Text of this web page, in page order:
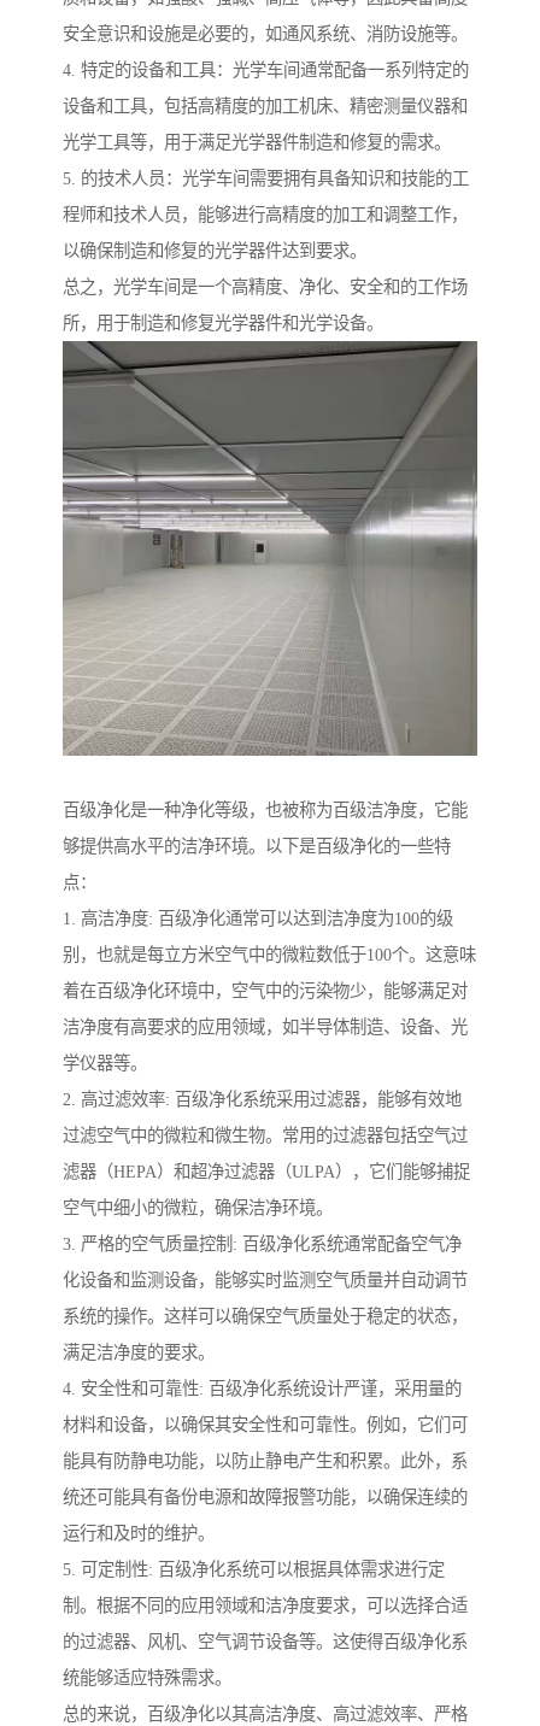
安全意识和设施是必要的，如通风系统、消防设施等。
4. 特定的设备和工具：光学车间通常配备一系列特定的
设备和工具，包括高精度的加工机床、精密测量仪器和
光学工具等，用于满足光学器件制造和修复的需求。
5. 的技术人员：光学车间需要拥有具备知识和技能的工
程师和技术人员，能够进行高精度的加工和调整工作，
以确保制造和修复的光学器件达到要求。
总之，光学车间是一个高精度、净化、安全和的工作场
所，用于制造和修复光学器件和光学设备。
百级净化是一种净化等级，也被称为百级洁净度，它能
够提供高水平的洁净环境。以下是百级净化的一些特
点：
1. 高洁净度: 百级净化通常可以达到洁净度为100的级
别，也就是每立方米空气中的微粒数低于100个。这意味
着在百级净化环境中，空气中的污染物少，能够满足对
洁净度有高要求的应用领域，如半导体制造、设备、光
学仪器等。
2. 高过滤效率: 百级净化系统采用过滤器，能够有效地
过滤空气中的微粒和微生物。常用的过滤器包括空气过
滤器（HEPA）和超净过滤器（ULPA），它们能够捕捉
空气中细小的微粒，确保洁净环境。
3. 严格的空气质量控制: 百级净化系统通常配备空气净
化设备和监测设备，能够实时监测空气质量并自动调节
系统的操作。这样可以确保空气质量处于稳定的状态，
满足洁净度的要求。
4. 安全性和可靠性: 百级净化系统设计严谨，采用量的
材料和设备，以确保其安全性和可靠性。例如，它们可
能具有防静电功能，以防止静电产生和积累。此外，系
统还可能具有备份电源和故障报警功能，以确保连续的
运行和及时的维护。
5. 可定制性: 百级净化系统可以根据具体需求进行定
制。根据不同的应用领域和洁净度要求，可以选择合适
的过滤器、风机、空气调节设备等。这使得百级净化系
统能够适应特殊需求。
总的来说，百级净化以其高洁净度、高过滤效率、严格